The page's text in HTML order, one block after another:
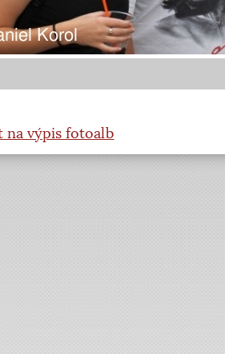
na výpis fotoalb